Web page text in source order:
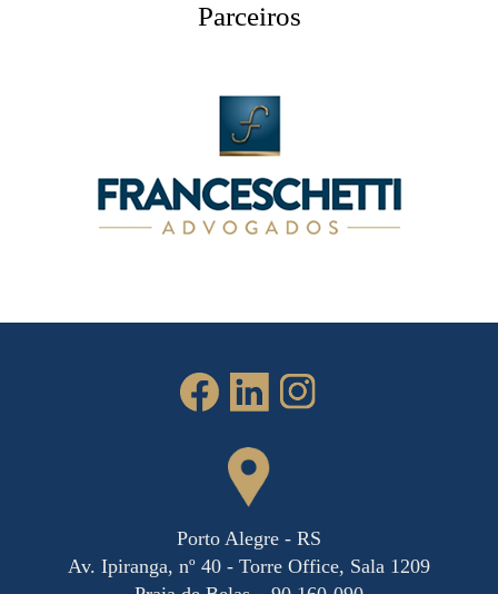
Parceiros
Porto Alegre - RS
Av. Ipiranga, nº 40 - Torre Office, Sala 1209